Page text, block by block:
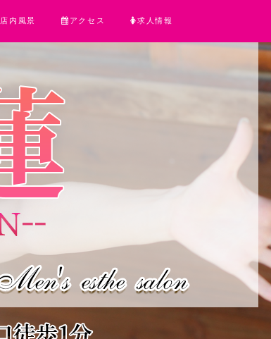
店内風景 アクセス 求人情報